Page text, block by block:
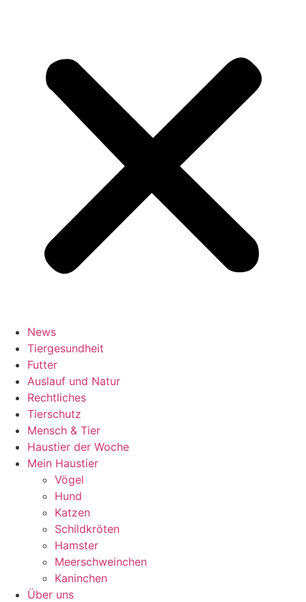
News
Tiergesundheit
Futter
Auslauf und Natur
Rechtliches
Tierschutz
Mensch & Tier
Haustier der Woche
Mein Haustier
Vögel
Hund
Katzen
Schildkröten
Hamster
Meerschweinchen
Kaninchen
Über uns